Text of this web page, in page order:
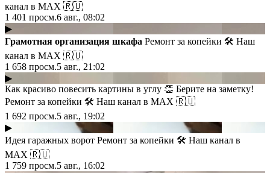
канал в МАХ 🇷🇺
1 401 просм.6 авг., 08:02
▶
Грамотная организация шкафа Ремонт за копейки 🛠 Наш
канал в МАХ 🇷🇺
1 658 просм.5 авг., 21:02
▶
Как красиво повесить картины в углу 👏 Берите на заметку!
Ремонт за копейки 🛠 Наш канал в МАХ 🇷🇺
1 692 просм.5 авг., 19:02
▶
Идея гаражных ворот Ремонт за копейки 🛠 Наш канал в
МАХ 🇷🇺
1 759 просм.5 авг., 16:02